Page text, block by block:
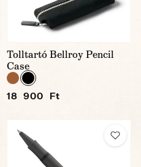
Tolltartó Bellroy Pencil
Case
18 900 Ft